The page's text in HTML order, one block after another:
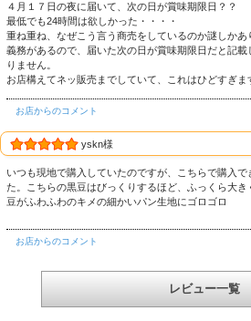
４月１７日の夜に届いて、次の日が賞味期限日？？
最低でも24時間は欲しかった・・・・
重ね重ね、なぜこう言う商売をしているのか謎しか
義務があるので、届いた次の日が賞味期限日だと記
りません。
お店構えてネッ販売までしていて、これはひどすぎま
お店からのコメント
yskn様
いつも現地で購入していたのですが、こちらで購入
た。こちらの黒豆はびっくりするほど、ふっくら大
豆がふわふわのキメの細かいパン生地にゴロゴロ
お店からのコメント
レビュー一覧